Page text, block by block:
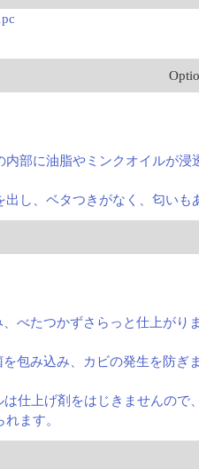
内部に油脂やミンクオイルが
し、ベタつきがなく、匂いも
べたつかずさらっと仕上が
包み込み、カビの発生を防
仕上げ剤をはじきませんの
ます。